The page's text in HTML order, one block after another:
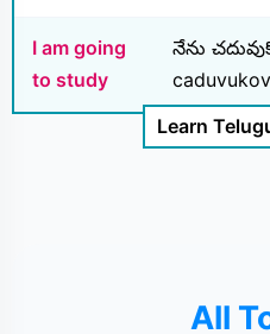
I am going
to study
నేను
Learn
All